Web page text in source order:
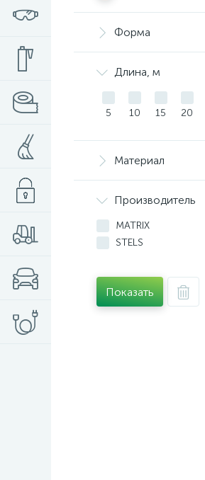
Форма
Длина, м
5 10 15 20
Материал
Производитель
MATRIX
STELS
Показать